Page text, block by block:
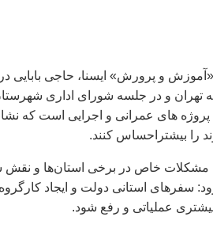
و پرورش» ايسنا، حاجی بابايی
تهران و در جلسه شورای اداری
پروژه های عمرانی و اجرايی است که
را بيشتراحساس کنند.
مشکلات خاص در برخی استان‌ها و نقش
سفرهای استانی دولت و ايجاد
عملياتی و رفع شود.